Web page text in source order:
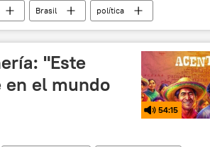
Brasil
política
"Este
en el mundo
54:15